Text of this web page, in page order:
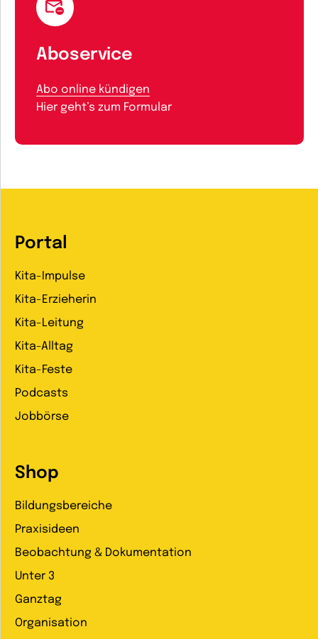
Aboservice
Abo online kündigen
Hier geht’s zum Formular
Portal
Kita-Impulse
Kita-Erzieherin
Kita-Leitung
Kita-Alltag
Kita-Feste
Podcasts
Jobbörse
Shop
Bildungsbereiche
Praxisideen
Beobachtung & Dokumentation
Unter 3
Ganztag
Organisation